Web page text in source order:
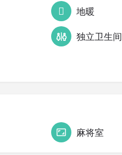
地暖
独立卫生间
麻将室